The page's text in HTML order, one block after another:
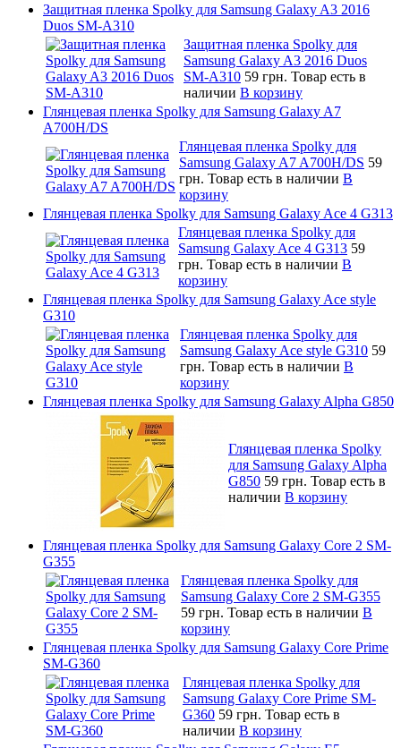
Защитная пленка Spolky для Samsung Galaxy A3 2016
Duos SM-A310
Защитная пленка Spolky для
Samsung Galaxy A3 2016 Duos
SM-A310 59 грн. Товар есть в
наличии В корзину
Глянцевая пленка Spolky для Samsung Galaxy A7
A700H/DS
Глянцевая пленка Spolky для
Samsung Galaxy A7 A700H/DS 59
грн. Товар есть в наличии В
корзину
Глянцевая пленка Spolky для Samsung Galaxy Ace 4 G313
Глянцевая пленка Spolky для
Samsung Galaxy Ace 4 G313 59
грн. Товар есть в наличии В
корзину
Глянцевая пленка Spolky для Samsung Galaxy Ace style
G310
Глянцевая пленка Spolky для
Samsung Galaxy Ace style G310 59
грн. Товар есть в наличии В
корзину
Глянцевая пленка Spolky для Samsung Galaxy Alpha G850
Глянцевая пленка Spolky
для Samsung Galaxy Alpha
G850 59 грн. Товар есть в
наличии В корзину
Глянцевая пленка Spolky для Samsung Galaxy Core 2 SM-
G355
Глянцевая пленка Spolky для
Samsung Galaxy Core 2 SM-G355
59 грн. Товар есть в наличии В
корзину
Глянцевая пленка Spolky для Samsung Galaxy Core Prime
SM-G360
Глянцевая пленка Spolky для
Samsung Galaxy Core Prime SM-
G360 59 грн. Товар есть в
наличии В корзину